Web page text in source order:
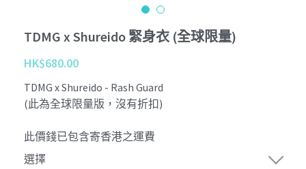
沖繩傳統古武道 Okinawa Kobudo
TDMG x Shureido 緊身衣 (全球限量)
HK$680.00
TDMG x Shureido - Rash Guard
(此為全球限量版，沒有折扣)
此價錢已包含寄香港之運費
選擇